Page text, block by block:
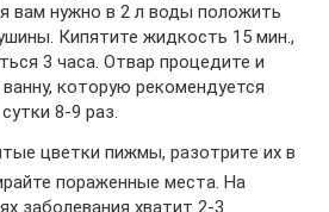
вам нужно в 2 л воды положить
Кипятите жидкость 15 мин.,
3 часа. Отвар процедите и
которую рекомендуется
8-9 раз.
цветки пижмы, разотрите их в
пораженные места. На
заболевания хватит 2-3